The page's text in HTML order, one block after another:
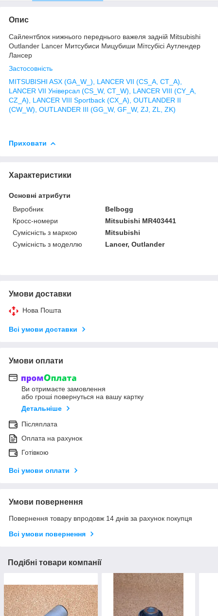
Опис
Сайлентблок нижнього переднього важеля задній Mitsubishi
Outlander Lancer Митсубиси Мицубиши Мітсубісі Аутлендер
Лансер
Застосовність
MITSUBISHI ASX (GA_W_), LANCER VII (CS_A, CT_A),
LANCER VII Універсал (CS_W, CT_W), LANCER VIII (CY_A,
CZ_A), LANCER VIII Sportback (CX_A), OUTLANDER II
(CW_W), OUTLANDER III (GG_W, GF_W, ZJ, ZL, ZK)
Приховати
Характеристики
Основні атрибути
Виробник
Belbogg
Кросс-номери
Mitsubishi MR403441
Сумісність з маркою
Mitsubishi
Сумісність з моделлю
Lancer, Outlander
Умови доставки
Нова Пошта
Всі умови доставки
Умови оплати
Ви отримаєте замовлення
або гроші повернуться на вашу картку
Детальніше
Післяплата
Оплата на рахунок
Готівкою
Всі умови оплати
Умови повернення
Повернення товару впродовж 14 днів за рахунок покупця
Всі умови повернення
Подібні товари компанії